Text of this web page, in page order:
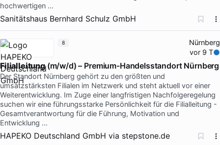
hochwertigen …
Sanitätshaus Bernhard Schulz GmbH
Nürnberg
vor 9 T
Filialleitung(m/w/d) – Premium-Handelsstandort Nürnberg
Der Standort Nürnberg gehört zu den größten und
umsatzstärksten Filialen im Netzwerk und steht aktuell vor einer
Weiterentwicklung. Im Zuge einer langfristigen Nachfolgeregelung
suchen wir eine führungsstarke Persönlichkeit für die Filialleitung -
Gesamtverantwortung für die Führung, Motivation und
Entwicklung …
HAPEKO Deutschland GmbH via stepstone.de
8